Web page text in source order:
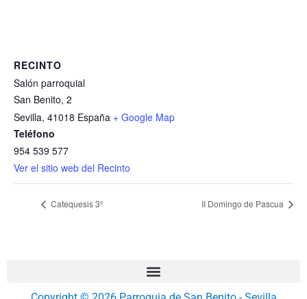
RECINTO
Salón parroquial
San Benito, 2
Sevilla, 41018 España + Google Map
Teléfono
954 539 577
Ver el sitio web del Recinto
Catequesis 3º II Domingo de Pascua